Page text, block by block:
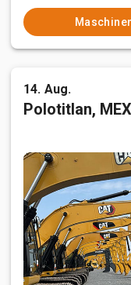
14. Aug.
Polotitlan, MEX